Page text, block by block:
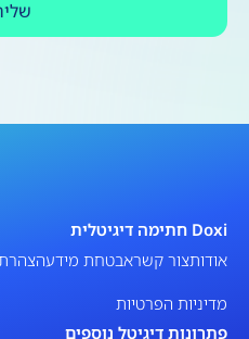
Doxi חתימה דיגיטלית
אודותצור קשראבטחת מידעהצהרת
מדיניות הפרטיות
פתרונות דיגיטל נוספים